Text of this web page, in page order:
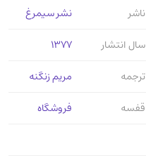
ناشر
نشر سیمرغ
سال انتشار
1377
ترجمه
مریم زنگنه
قفسه
فروشگاه